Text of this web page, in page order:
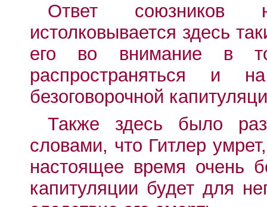
Ответ союзников
истолковывается здесь
его во внимание в
распространяться
безоговорочной
Также здесь было
словами, что Гитлер
настоящее время очень
капитуляции будет для